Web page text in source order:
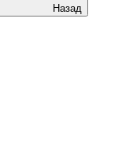
Назад